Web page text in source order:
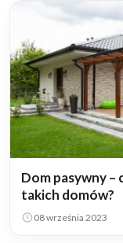
Dom pasywny
takich domów?
08 września 2023